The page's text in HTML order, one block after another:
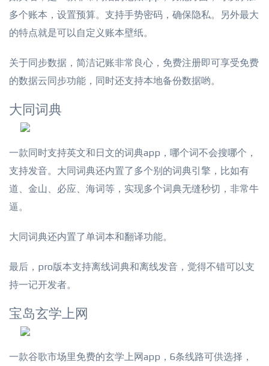
多个账本，设置预算。支持手势密码，确保隐私。另外最大
的特点就是可以自定义账本壁纸。
关于同步数据，简洁记账非常良心，免费注册即可享受免费
的数据云同步功能，同时还支持本地备份数据哟。
大同词典
一款同时支持英文和日文的词典app，哪个词不会搜哪个，
支持发音。大同词典还内置了多个别的词典引擎，比如有
道、金山、必应、海词等，实现多个词典无缝秒切，非常牛
逼。
大同词典还内置了单词本和翻译功能。
最后，pro版本支持离线词典和离线发音，觉得不错可以支
持一记开发者。
宝岛玄学上网
一款谷歌市场里免费的玄学上网app，6条线路可供选择，